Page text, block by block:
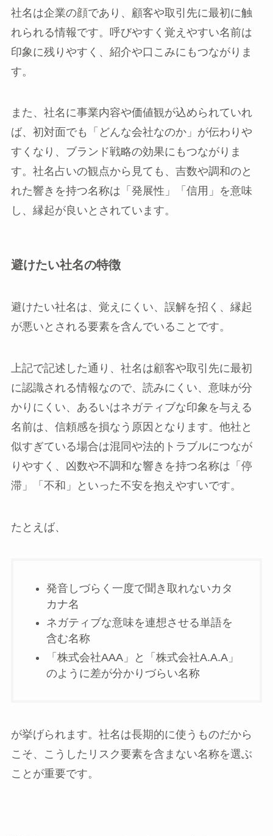
社名は企業の顔であり、顧客や取引先に最初に触
れられる情報です。呼びやすく覚えやすい名前は
印象に残りやすく、紹介や口こみにもつながりま
す。
また、社名に事業内容や価値観が込められていれ
ば、初対面でも「どんな会社なのか」が伝わりや
すくなり、ブランド戦略の効果にもつながりま
す。社名占いの観点から見ても、吉数や調和のと
れた響きを持つ名称は「発展性」「信用」を意味
し、縁起が良いとされています。
避けたい社名の特徴
避けたい社名は、覚えにくい、誤解を招く、縁起
が悪いとされる要素を含んでいることです。
上記で記述した通り、社名は顧客や取引先に最初
に認識される情報なので、読みにくい、意味が分
かりにくい、あるいはネガティブな印象を与える
名前は、信頼感を損なう原因となります。他社と
似すぎている場合は混同や法的トラブルにつなが
りやすく、凶数や不調和な響きを持つ名称は「停
滞」「不和」といった不安を抱えやすいです。
たとえば、
発音しづらく一度で聞き取れないカタ
カナ名
ネガティブな意味を連想させる単語を
含む名称
「株式会社AAA」と「株式会社A.A.A」
のように差が分かりづらい名称
が挙げられます。社名は長期的に使うものだから
こそ、こうしたリスク要素を含まない名称を選ぶ
ことが重要です。